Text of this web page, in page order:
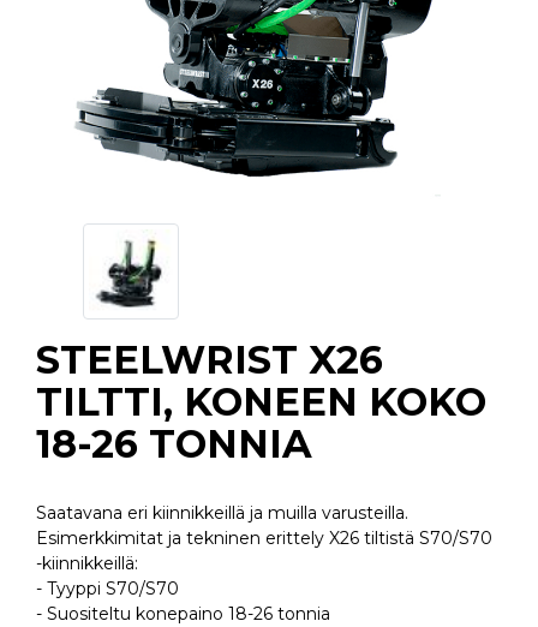
STEELWRIST X26
TILTTI, KONEEN KOKO
18-26 TONNIA
Saatavana eri kiinnikkeillä ja muilla varusteilla.
Esimerkkimitat ja tekninen erittely X26 tiltistä S70/S70
-kiinnikkeillä:
- Tyyppi S70/S70
- Suositeltu konepaino 18-26 tonnia